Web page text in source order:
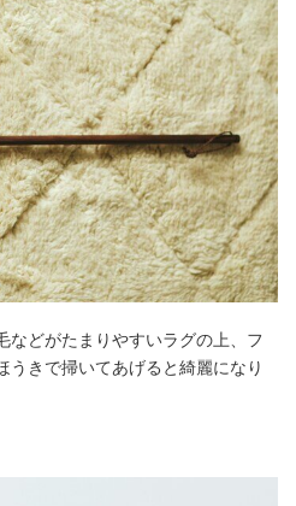
などがたまりやすいラグの上、フ
うきで掃いてあげると綺麗になり